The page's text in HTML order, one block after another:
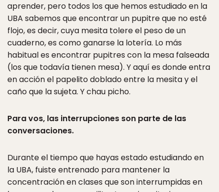
aprender, pero todos los que hemos estudiado en la
UBA sabemos que encontrar un pupitre que no esté
flojo, es decir, cuya mesita tolere el peso de un
cuaderno, es como ganarse la lotería. Lo más
habitual es encontrar pupitres con la mesa falseada
(los que todavía tienen mesa). Y aquí es donde entra
en acción el papelito doblado entre la mesita y el
caño que la sujeta. Y chau picho.
Para vos, las interrupciones son parte de las
conversaciones.
Durante el tiempo que hayas estado estudiando en
la UBA, fuiste entrenado para mantener la
concentración en clases que son interrumpidas en